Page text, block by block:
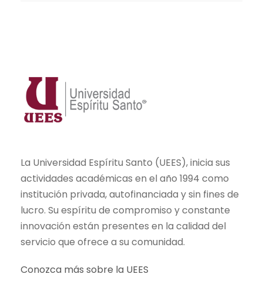
La Universidad Espíritu Santo (UEES), inicia sus
actividades académicas en el año 1994 como
institución privada, autofinanciada y sin fines de
lucro. Su espíritu de compromiso y constante
innovación están presentes en la calidad del
servicio que ofrece a su comunidad.
Conozca más sobre la UEES